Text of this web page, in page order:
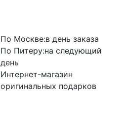
По Москве:в день заказа
По Питеру:на следующий
день
Интернет-магазин
оригинальных подарков